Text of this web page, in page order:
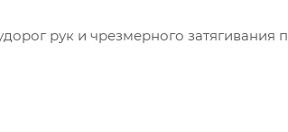
рук и чрезмерного затягивания